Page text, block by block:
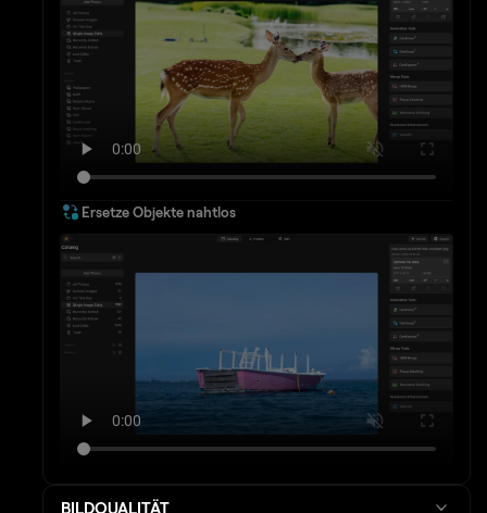
Ersetze Objekte nahtlos
BILDQUALITÄT